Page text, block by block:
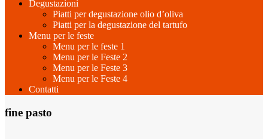
Degustazioni
Piatti per degustazione olio d’oliva
Piatti per la degustazione del tartufo
Menu per le feste
Menu per le feste 1
Menu per le Feste 2
Menu per le Feste 3
Menu per le Feste 4
Contatti
fine pasto